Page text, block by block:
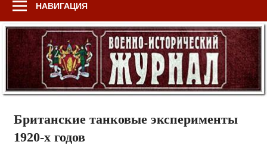
НАВИГАЦИЯ
Британские танковые эксперименты
1920-х годов